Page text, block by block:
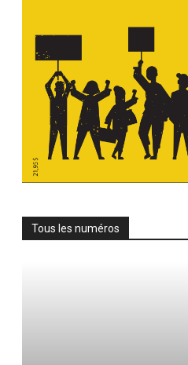
Tous les numéros